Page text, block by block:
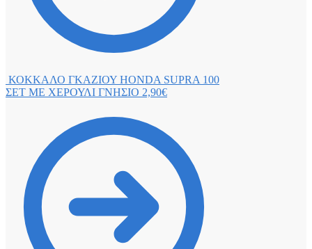
ΚΟΚΚΑΛΟ ΓΚΑΖΙΟΥ HONDA SUPRA 100
ΣΕΤ ΜΕ ΧΕΡΟΥΛΙ ΓΝΗΣΙΟ 2,90€